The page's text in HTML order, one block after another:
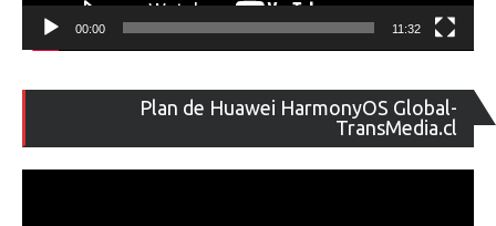
00:00 11:32
Plan de Huawei HarmonyOS Global-
TransMedia.cl
de